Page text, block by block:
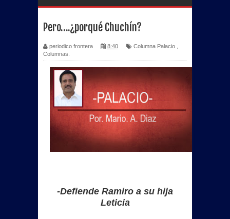
Pero….¿porqué Chuchín?
periodico frontera 8:40 Columna Palacio
Columnas.
-Defiende Ramiro a su hija
Leticia